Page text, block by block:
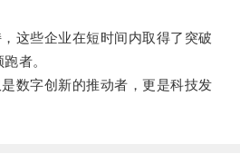
些企业在短时间内取得了突破
者。
字创新的推动者，更是科技发